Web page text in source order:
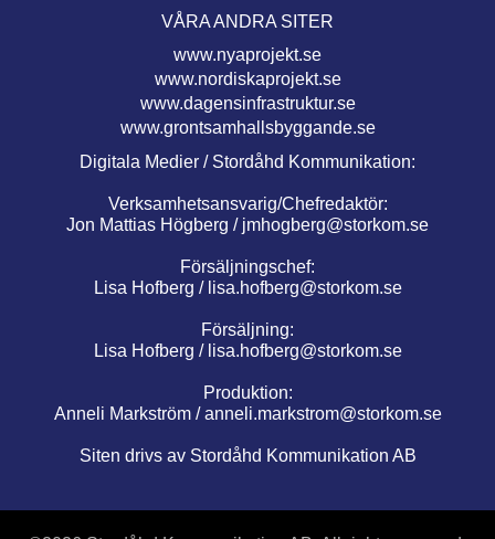
VÅRA ANDRA SITER
www.nyaprojekt.se
www.nordiskaprojekt.se
www.dagensinfrastruktur.se
www.grontsamhallsbyggande.se
Digitala Medier / Stordåhd Kommunikation:
Verksamhetsansvarig/Chefredaktör:
Jon Mattias Högberg / jmhogberg@storkom.se
Försäljningschef:
Lisa Hofberg / lisa.hofberg@storkom.se
Försäljning:
Lisa Hofberg / lisa.hofberg@storkom.se
Produktion:
Anneli Markström /anneli.markstrom@storkom.se
Siten drivs av Stordåhd Kommunikation AB